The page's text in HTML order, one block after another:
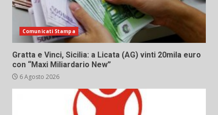
Comunicati Stampa
Gratta e Vinci, Sicilia: a Licata (AG) vinti 20mila euro
con “Maxi Miliardario New”
6 Agosto 2026